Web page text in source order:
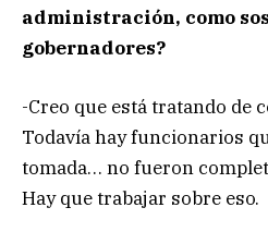
administración, como
gobernadores?
-Creo que está tratando de
Todavía hay funcionarios
tomada… no fueron
Hay que trabajar sobre eso.